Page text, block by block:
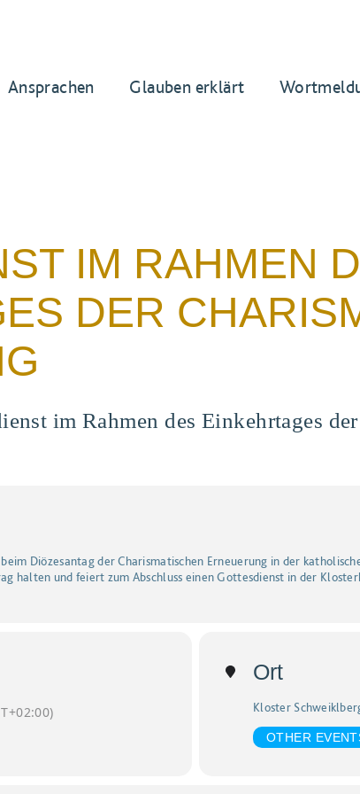
Ansprachen Glauben erklärt
IM RAHMEN
DER
im Rahmen des Einkehrtages
Diözesantag der Charismatischen Erneuerung in der
halten und feiert zum Abschluss einen Gottesdienst in der
Ort
Kloster
OTHER